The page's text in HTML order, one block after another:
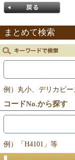
戻る
まとめて検索
例）丸小、デリカビー
コードNo.から探す
例）「H4101」等